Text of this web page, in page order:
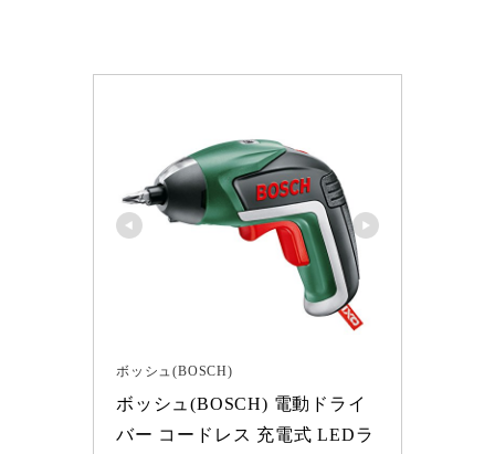
ボッシュ(BOSCH)
ボッシュ(BOSCH) 電動ドライ
バー コードレス 充電式 LEDラ